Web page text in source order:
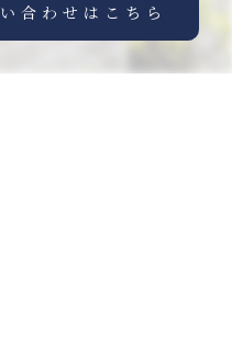
合わせはこちら